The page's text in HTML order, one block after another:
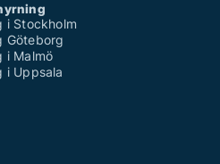
i Stockholm
Göteborg
i Malmö
i Uppsala